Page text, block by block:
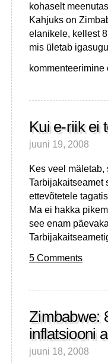
kohaselt
Kahjuks on
elanikele, kellest
mis ületab
Mis
Jaan
ja
Robert
Mugabel?
Kui e-riik ei
juuni 19, 2008
Kes veel
Tarbijakaitseamet
ettevõtetele
Ma ei hakka
see enam
5 Comments
Zimbabwe:
inflatsiooni
juuni 18, 2008